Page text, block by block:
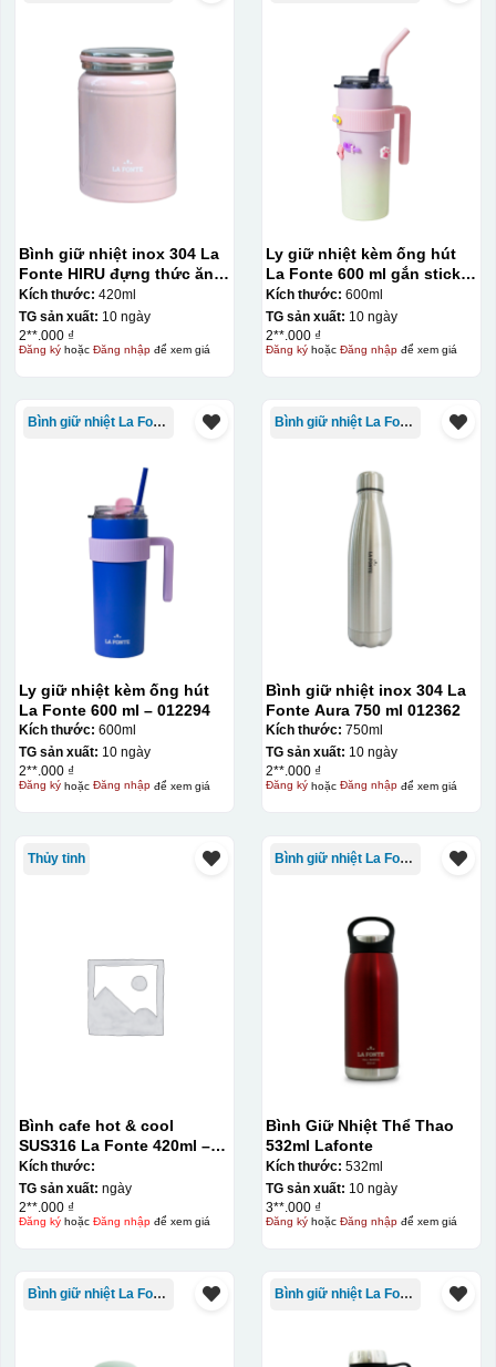
Chén sau khi được dán xong (chưa nung)
Bước 3: Xếp sản phẩm sau khi dán vào lò nung và
vàng, khi in ở nhiệt cao, nền đó sẽ cháy và biến mất để
lại mực in logo dính chết lên gốm sứ [gallery link="file"
size="full" ids="29792,29791,29790"]
Bình giữ nhiệt inox 304 La
Fonte HIRU đựng thức ăn
420 ml – 012348
Kích thước: 420ml
TG sản xuất: 10 ngày
2**.000 ₫
Đăng kýhoặc Đăng nhậpđể xem giá
Ly giữ nhiệt kèm ống hút
La Fonte 600 ml gắn sticker
– 012294
Kích thước: 600ml
TG sản xuất: 10 ngày
2**.000 ₫
Đăng kýhoặc Đăng nhậpđể xem giá
Bình giữ nhiệt La Fonte
Ly giữ nhiệt kèm ống hút
La Fonte 600 ml – 012294
Kích thước: 600ml
TG sản xuất: 10 ngày
2**.000 ₫
Đăng kýhoặc Đăng nhậpđể xem giá
Bình giữ nhiệt La Fonte
Bình giữ nhiệt inox 304 La
Fonte Aura 750 ml 012362
Kích thước: 750ml
TG sản xuất: 10 ngày
2**.000 ₫
Đăng kýhoặc Đăng nhậpđể xem giá
Thủy tinh
Bình cafe hot & cool
SUS316 La Fonte 420ml –
012775
Kích thước:
TG sản xuất: ngày
2**.000 ₫
Đăng kýhoặc Đăng nhậpđể xem giá
Bình giữ nhiệt La Fonte
Bình Giữ Nhiệt Thể Thao
532ml Lafonte
Kích thước: 532ml
TG sản xuất: 10 ngày
3**.000 ₫
Đăng kýhoặc Đăng nhậpđể xem giá
Bình giữ nhiệt La Fonte Bình giữ nhiệt La Fonte